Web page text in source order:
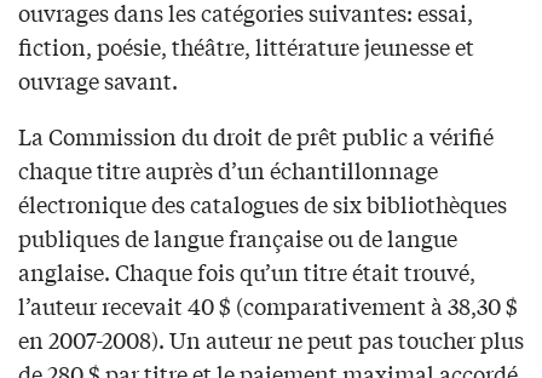
ouvrages dans les catégories suivantes: essai,
fiction, poésie, théâtre, littérature jeunesse et
ouvrage savant.
La Commission du droit de prêt public a vérifié
chaque titre auprès d’un échantillonnage
électronique des catalogues de six bibliothèques
publiques de langue française ou de langue
anglaise. Chaque fois qu’un titre était trouvé,
l’auteur recevait 40 $ (comparativement à 38,30 $
en 2007-2008). Un auteur ne peut pas toucher plus